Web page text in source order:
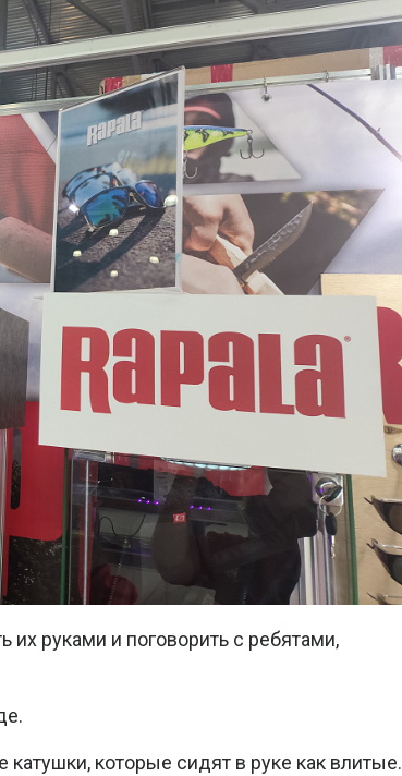
их руками и поговорить с ребятами,
которые сидят в руке как влитые.